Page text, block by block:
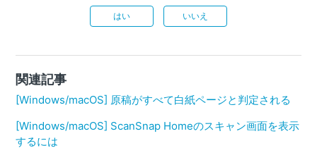
はい いいえ
関連記事
[Windows/macOS] 原稿がすべて白紙ページと判定される
[Windows/macOS] ScanSnap Homeのスキャン画面を表示
するには